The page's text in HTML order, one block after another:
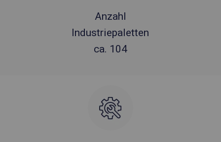
Anzahl
Industriepaletten
ca. 104